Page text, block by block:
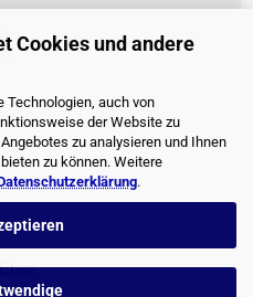
Cookies und andere
Technologien, auch von
der Website zu
zu analysieren und Ihnen
zu können. Weitere
.